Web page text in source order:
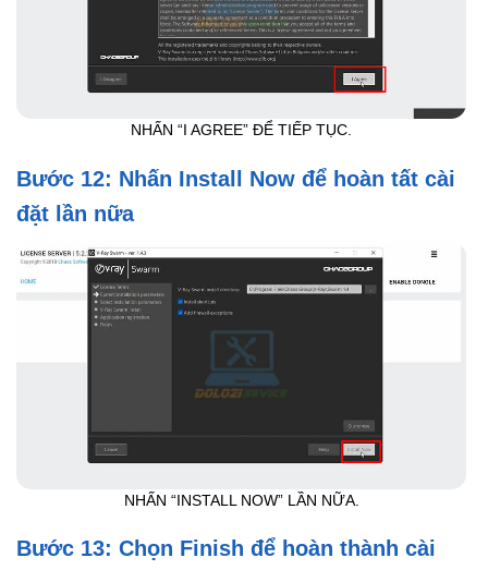
NHẤN “I AGREE” ĐỂ TIẾP TỤC.
Bước 12: Nhấn Install Now để hoàn tất cài
đặt lần nữa
NHẤN “INSTALL NOW” LẦN NỮA.
Bước 13: Chọn Finish để hoàn thành cài